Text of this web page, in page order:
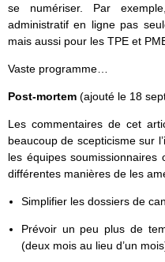
se numériser. Par
administratif en ligne pas
mais aussi pour les TPE et
Vaste programme…
Post-mortem (ajouté le 18
Les commentaires de cet
beaucoup de scepticisme sur
les équipes
différentes manières de les
Simplifier les dossiers de
Prévoir un peu plus de
(deux mois au lieu d’un